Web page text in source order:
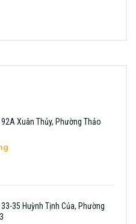
Xuân Thủy, Phường Thảo
35 Huỳnh Tịnh Của, Phường